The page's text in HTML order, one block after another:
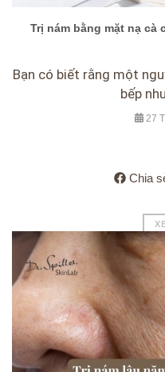
Trị nám bằng mặt nạ cà
Bạn có biết rằng một
bếp
27
Chia